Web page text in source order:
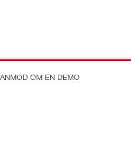
ANMOD OM EN DEMO